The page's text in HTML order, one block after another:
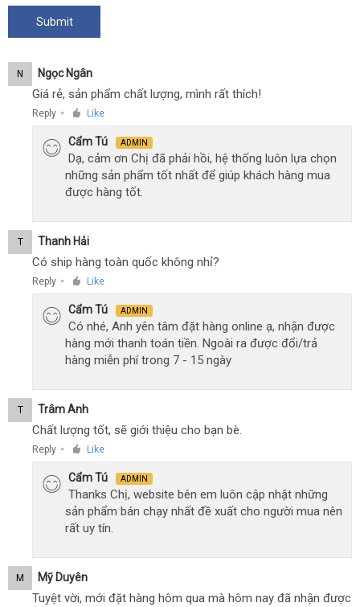
N Ngọc Ngân
Giá rẻ, sản phẩm chất lượng, mình rất thích!
Reply ● Like
Cẩm Tú ADMIN
Dạ, cảm ơn Chị đã phải hồi, hệ thống luôn lựa chọn
những sản phẩm tốt nhất để giúp khách hàng mua
được hàng tốt.
T Thanh Hải
Có ship hàng toàn quốc không nhỉ?
Reply ● Like
Cẩm Tú ADMIN
Có nhé, Anh yên tâm đặt hàng online ạ, nhận được
hàng mới thanh toán tiền. Ngoài ra được đổi/trả
hàng miễn phí trong 7 - 15 ngày
T Trâm Anh
Chất lượng tốt, sẽ giới thiệu cho bạn bè.
Reply ● Like
Cẩm Tú ADMIN
Thanks Chị, website bên em luôn cập nhật những
sản phẩm bán chạy nhất đề xuất cho người mua nên
rất uy tín.
M Mỹ Duyên
Tuyệt vời, mới đặt hàng hôm qua mà hôm nay đã nhận được